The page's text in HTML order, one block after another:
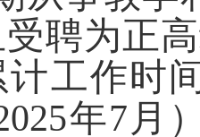
聘为正
计工作时
年7 月